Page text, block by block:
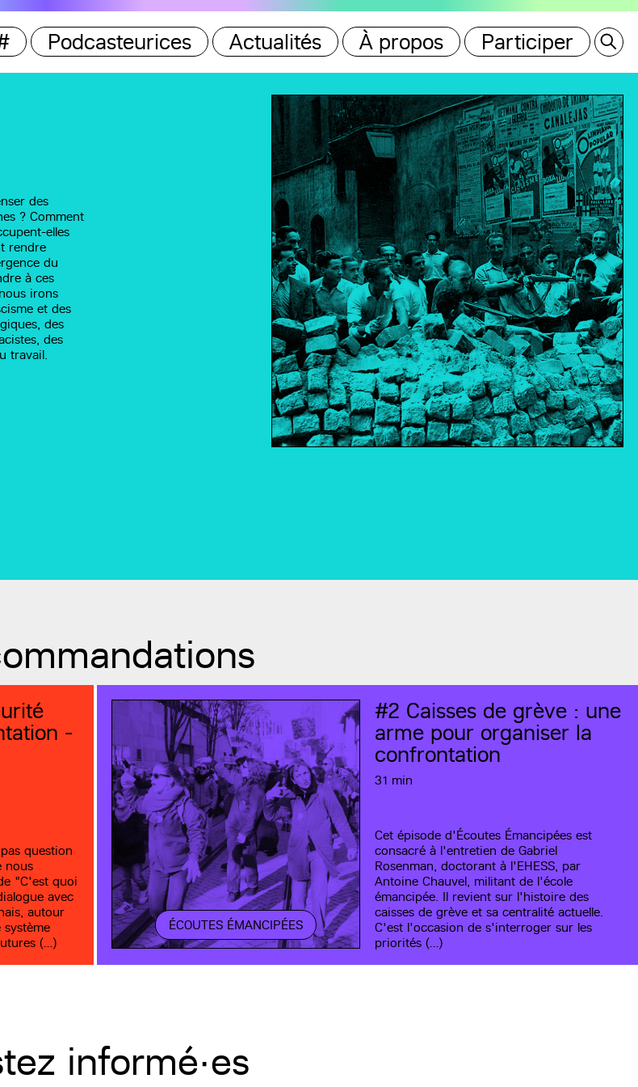
Podcasteurices Actualités À propos Participer
des
? Comment
elles
rendre
du
à ces
irons
et des
des
des
travail.
-
question
nous
"C'est quoi
avec
autour
(…)
ÉCOUTES ÉMANCIPÉES
#2 Caisses de grève : une
arme pour organiser la
confrontation
31 min
Cet épisode d'Écoutes Émancipées est
consacré à l'entretien de Gabriel
Rosenman, doctorant à l'EHESS, par
Antoine Chauvel, militant de l'école
émancipée. Il revient sur l'histoire des
caisses de grève et sa centralité actuelle.
C'est l'occasion de s'interroger sur les
priorités (…)
informé·es